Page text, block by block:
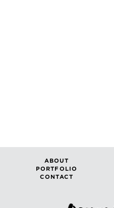
ABOUT
PORTFOLIO
CONTACT